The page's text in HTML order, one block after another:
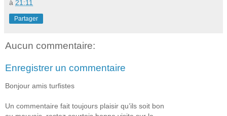
à 21:11
Partager
Aucun commentaire:
Enregistrer un commentaire
Bonjour amis turfistes
Un commentaire fait toujours plaisir qu’ils soit bon